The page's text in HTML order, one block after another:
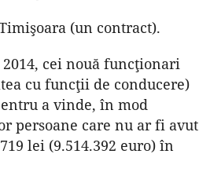
(un contract).
cei nouă funcţionari
cu funcţii de conducere)
a vinde, în mod
persoane care nu ar fi avut
lei (9.514.392 euro) în